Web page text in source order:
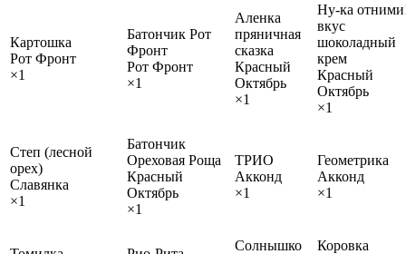
Картошка
Рот Фронт
×1
Батончик Рот
Фронт
Рот Фронт
×1
Аленка
пряничная
сказка
Красный
Октябрь
×1
Ну-ка
вкус
шоколадный
крем
Красный
Октябрь
×1
Степ (лесной
орех)
Славянка
×1
Батончик
Ореховая Роща
Красный
Октябрь
×1
ТРИО
Акконд
×1
Геометрика
Акконд
×1
Солнышко
Коровка